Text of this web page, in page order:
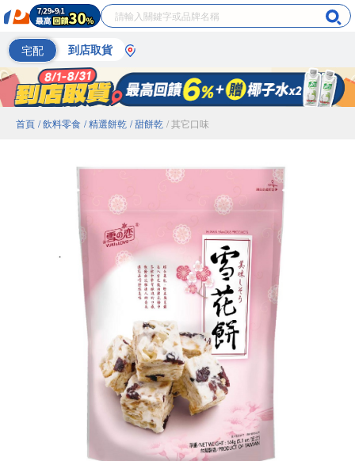
宅配 到店取貨
首頁 / 飲料零食 / 精選餅乾 / 甜餅乾 / 其它口味